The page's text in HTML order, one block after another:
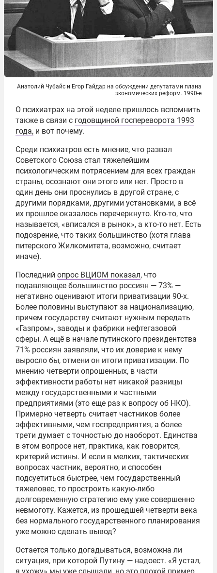
Анатолий Чубайс и Егор Гайдар на обсуждении депутатами плана
экономических реформ. 1990-е
О психиатрах на этой неделе пришлось вспомнить
также в связи с годовщиной госпереворота 1993
года, и вот почему.
Среди психиатров есть мнение, что развал
Советского Союза стал тяжелейшим
психологическим потрясением для всех граждан
страны, осознают они этого или нет. Просто в
один день они проснулись в другой стране, с
другими порядками, другими установками, а всё
их прошлое оказалось перечеркнуто. Кто-то, что
называется, «вписался в рынок», а кто-то нет. Есть
подозрение, что таких большинство (хотя глава
питерского Жилкомитета, возможно, считает
иначе).
Последний опрос ВЦИОМ показал, что
подавляющее большинство россиян — 73% —
негативно оценивают итоги приватизации 90-х.
Более половины выступают за национализацию,
причем государству считают нужным передать
«Газпром», заводы и фабрики нефтегазовой
сферы. А ещё в начале путинского президентства
71% россиян заявляли, что их доверие к нему
выросло бы, отмени он итоги приватизации. По
мнению четверти опрошенных, в части
эффективности работы нет никакой разницы
между государственными и частными
предприятиями (это еще раз к вопросу об НКО).
Примерно четверть считает частников более
эффективными, чем госпредприятия, а более
трети думает с точностью до наоборот. Единства
в этом вопросе нет, практика, как говорится,
критерий истины. И если в мелких, тактических
вопросах частник, вероятно, и способен
подсуетиться быстрее, чем государственный
тяжеловес, то простроить какую-либо
долговременную стратегию ему уже совершенно
невмоготу. Кажется, из прошедшей четверти века
без нормального государственного планирования
уже можно сделать вывод?
Остается только догадываться, возможна ли
ситуация, при которой Путину — надоест. «Я устал,